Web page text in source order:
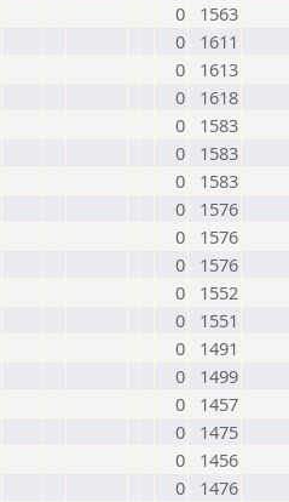
0
1563
0
1611
0
1613
0
1618
0
1583
0
1583
0
1583
0
1576
0
1576
0
1576
0
1552
0
1551
0
1491
0
1499
0
1457
0
1475
0
1456
0
1476